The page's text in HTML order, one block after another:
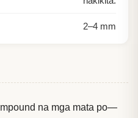
2–4 mm
na mga mata po—